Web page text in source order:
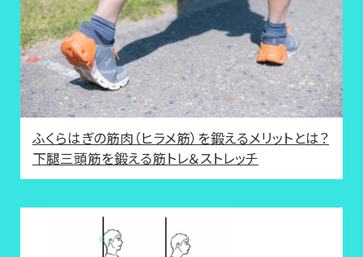
ふくらはぎの筋肉（ヒラメ筋）を鍛えるメリットとは？
下腿三頭筋を鍛える筋トレ＆ストレッチ